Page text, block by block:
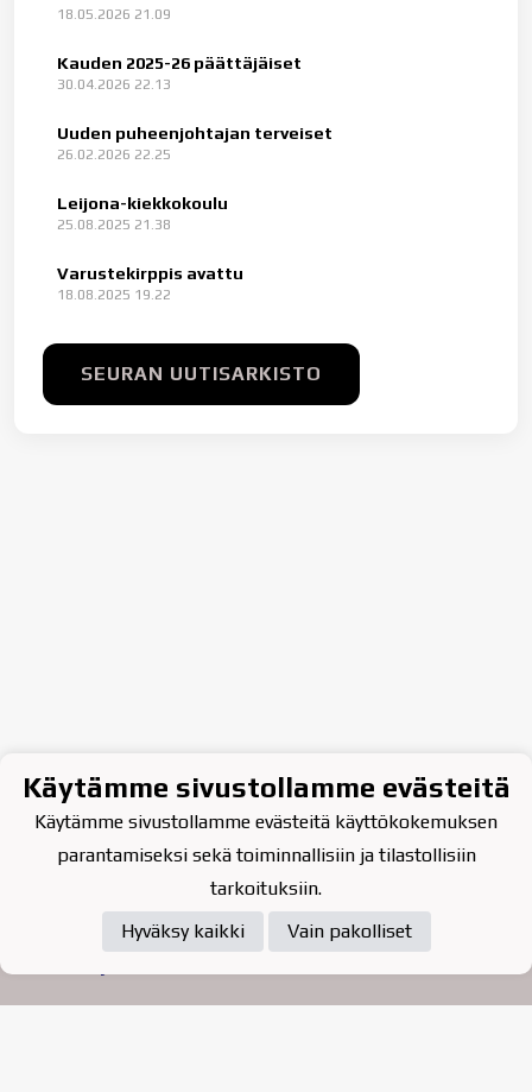
18.05.2026 21.09
Kauden 2025-26 päättäjäiset
30.04.2026 22.13
Uuden puheenjohtajan terveiset
26.02.2026 22.25
Leijona-kiekkokoulu
25.08.2025 21.38
Varustekirppis avattu
18.08.2025 19.22
SEURAN UUTISARKISTO
Käytämme sivustollamme evästeitä
Käytämme sivustollamme evästeitä käyttökokemuksen
parantamiseksi sekä toiminnallisiin ja tilastollisiin
tarkoituksiin.
Hyväksy kaikki
Vain pakolliset